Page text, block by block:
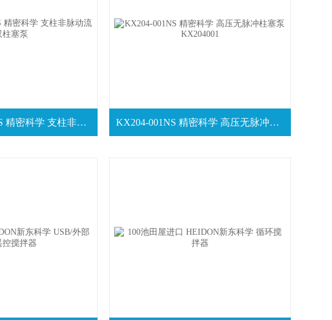
KX504-010全新NS 精密科学 支柱非脉动流型双柱塞泵 KX204-001NS 精密科学 高压无脉冲柱塞泵KX204001